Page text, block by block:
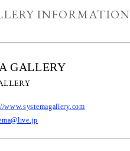
INFORMATION
GALLERY
www.systemagallery.com